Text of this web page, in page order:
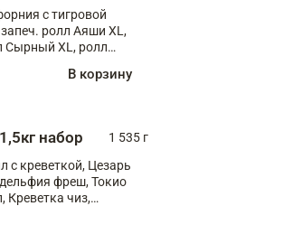
с тигровой
ролл Аяши XL,
Сырный XL, ролл
В корзину
набор
1 535 г
с креветкой, Цезарь
фреш, Токио
Креветка чиз,